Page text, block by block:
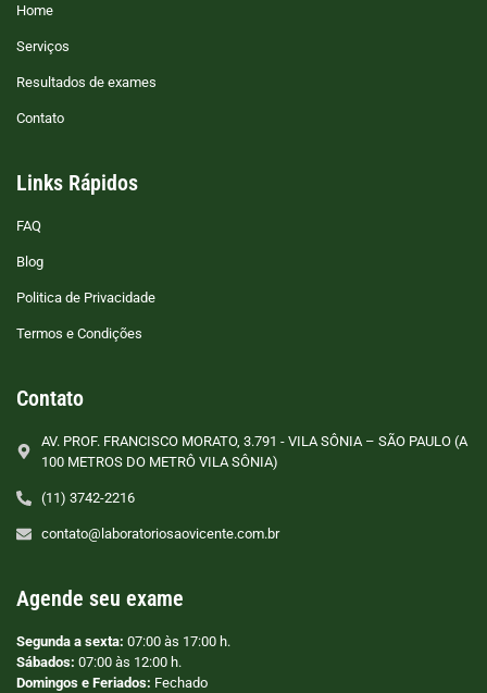
Home
Serviços
Resultados de exames
Contato
Links Rápidos
FAQ
Blog
Politica de Privacidade
Termos e Condições
Contato
AV. PROF. FRANCISCO MORATO, 3.791 - VILA SÔNIA – SÃO PAULO (A
100 METROS DO METRÔ VILA SÔNIA)
(11) 3742-2216
contato@laboratoriosaovicente.com.br
Agende seu exame
Segunda a sexta: 07:00 às 17:00 h.
Sábados: 07:00 às 12:00 h.
Domingos e Feriados: Fechado